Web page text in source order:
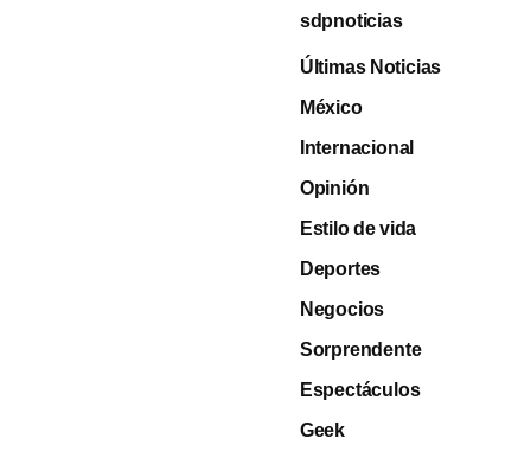
sdpnoticias
Últimas Noticias
México
Internacional
Opinión
Estilo de vida
Deportes
Negocios
Sorprendente
Espectáculos
Geek